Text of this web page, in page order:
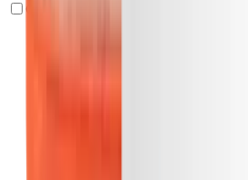
Corazón y Tensión